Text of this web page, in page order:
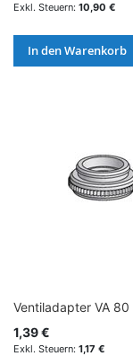
10,90 €
In den Warenkorb
Ventiladapter VA 80
1,39 €
1,17 €